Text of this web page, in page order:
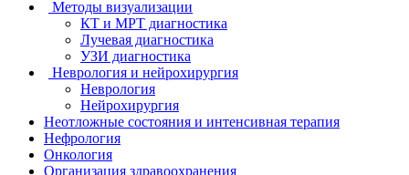
Методы визуализации
КТ и МРТ диагностика
Лучевая диагностика
УЗИ диагностика
Неврология и нейрохирургия
Неврология
Нейрохирургия
Неотложные состояния и интенсивная терапия
Нефрология
Онкология
Организация здравоохранения